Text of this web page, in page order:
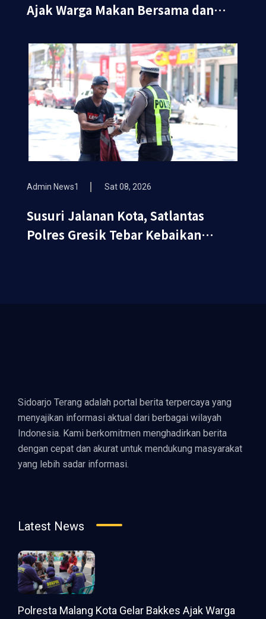
Ajak Warga Makan Bersama dan
Admin News1 Sat 08, 2026
Susuri Jalanan Kota, Satlantas
Polres Gresik Tebar Kebaikan
Sidoarjo Terang adalah portal berita terpercaya yang
menyajikan informasi aktual dari berbagai wilayah
Indonesia. Kami berkomitmen menghadirkan berita
dengan cepat dan akurat untuk mendukung masyarakat
yang lebih sadar informasi.
Latest News
Polresta Malang Kota Gelar Bakkes Ajak Warga